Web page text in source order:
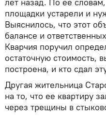
площадки устарели и
Выяснилось, что этот
балансе и
Кварчия поручил
остаточную стоимость,
построена, и кто сдал
Другая жительница
на то, что ее квартиру
через трещины в